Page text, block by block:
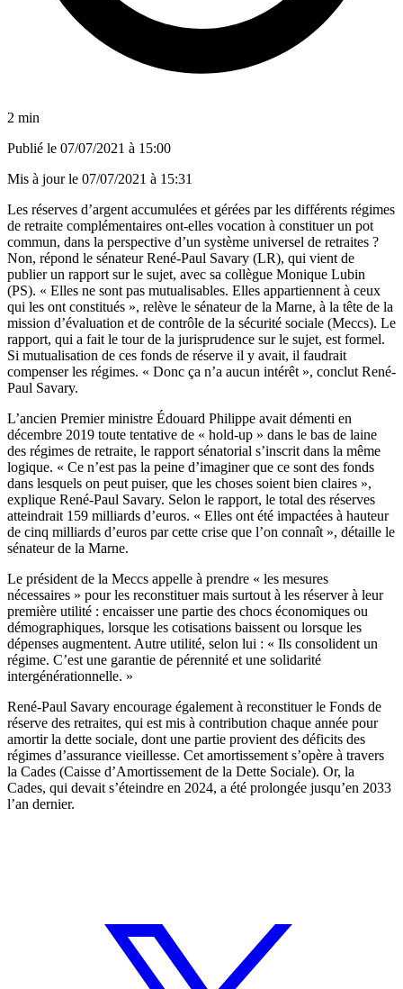
2 min
Publié le 07/07/2021 à 15:00
Mis à jour le 07/07/2021 à 15:31
Les réserves d’argent accumulées et gérées par les différents régimes
de retraite complémentaires ont-elles vocation à constituer un pot
commun, dans la perspective d’un système universel de retraites ?
Non, répond le sénateur René-Paul Savary (LR), qui vient de
publier un rapport sur le sujet, avec sa collègue Monique Lubin
(PS). « Elles ne sont pas mutualisables. Elles appartiennent à ceux
qui les ont constitués », relève le sénateur de la Marne, à la tête de la
mission d’évaluation et de contrôle de la sécurité sociale (Meccs). Le
rapport, qui a fait le tour de la jurisprudence sur le sujet, est formel.
Si mutualisation de ces fonds de réserve il y avait, il faudrait
compenser les régimes. « Donc ça n’a aucun intérêt », conclut René-
Paul Savary.
L’ancien Premier ministre Édouard Philippe avait démenti en
décembre 2019 toute tentative de « hold-up » dans le bas de laine
des régimes de retraite, le rapport sénatorial s’inscrit dans la même
logique. « Ce n’est pas la peine d’imaginer que ce sont des fonds
dans lesquels on peut puiser, que les choses soient bien claires »,
explique René-Paul Savary. Selon le rapport, le total des réserves
atteindrait 159 milliards d’euros. « Elles ont été impactées à hauteur
de cinq milliards d’euros par cette crise que l’on connaît », détaille le
sénateur de la Marne.
Le président de la Meccs appelle à prendre « les mesures
nécessaires » pour les reconstituer mais surtout à les réserver à leur
première utilité : encaisser une partie des chocs économiques ou
démographiques, lorsque les cotisations baissent ou lorsque les
dépenses augmentent. Autre utilité, selon lui : « Ils consolident un
régime. C’est une garantie de pérennité et une solidarité
intergénérationnelle. »
René-Paul Savary encourage également à reconstituer le Fonds de
réserve des retraites, qui est mis à contribution chaque année pour
amortir la dette sociale, dont une partie provient des déficits des
régimes d’assurance vieillesse. Cet amortissement s’opère à travers
la Cades (Caisse d’Amortissement de la Dette Sociale). Or, la
Cades, qui devait s’éteindre en 2024, a été prolongée jusqu’en 2033
l’an dernier.